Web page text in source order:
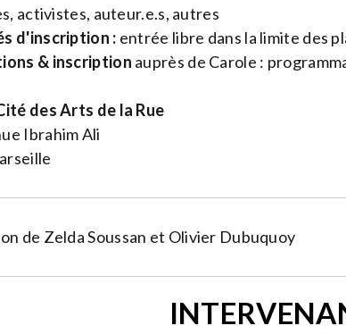
activistes, auteur.e.s, autres
d'inscription : entrée libre dans la limite des
& inscription auprès de Carole :
des Arts de la Rue
Ibrahim Ali
de Zelda Soussan et Olivier Dubuquoy